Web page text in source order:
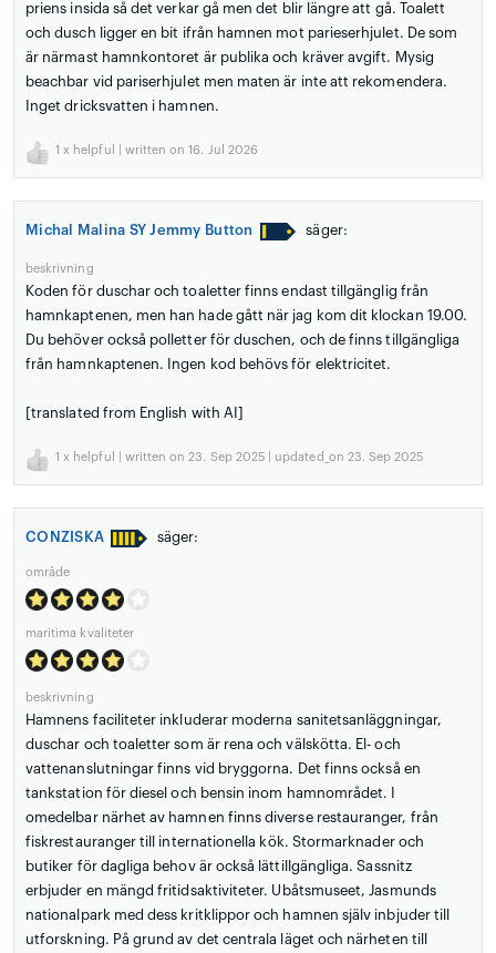
priens insida så det verkar gå men det blir längre att gå. Toalett
och dusch ligger en bit ifrån hamnen mot parieserhjulet. De som
är närmast hamnkontoret är publika och kräver avgift. Mysig
beachbar vid pariserhjulet men maten är inte att rekomendera.
Inget dricksvatten i hamnen.
1 x helpful | written on 16. Jul 2026
Michal Malina SY Jemmy Button säger:
beskrivning
Koden för duschar och toaletter finns endast tillgänglig från
hamnkaptenen, men han hade gått när jag kom dit klockan 19.00.
Du behöver också polletter för duschen, och de finns tillgängliga
från hamnkaptenen. Ingen kod behövs för elektricitet.
[translated from English with AI]
1 x helpful | written on 23. Sep 2025 | updated_on 23. Sep 2025
CONZISKA säger:
område
maritima kvaliteter
beskrivning
Hamnens faciliteter inkluderar moderna sanitetsanläggningar,
duschar och toaletter som är rena och välskötta. El- och
vattenanslutningar finns vid bryggorna. Det finns också en
tankstation för diesel och bensin inom hamnområdet. I
omedelbar närhet av hamnen finns diverse restauranger, från
fiskrestauranger till internationella kök. Stormarknader och
butiker för dagliga behov är också lättillgängliga. Sassnitz
erbjuder en mängd fritidsaktiviteter. Ubåtsmuseet, Jasmunds
nationalpark med dess kritklippor och hamnen själv inbjuder till
utforskning. På grund av det centrala läget och närheten till